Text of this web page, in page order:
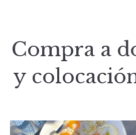
Compra a
y